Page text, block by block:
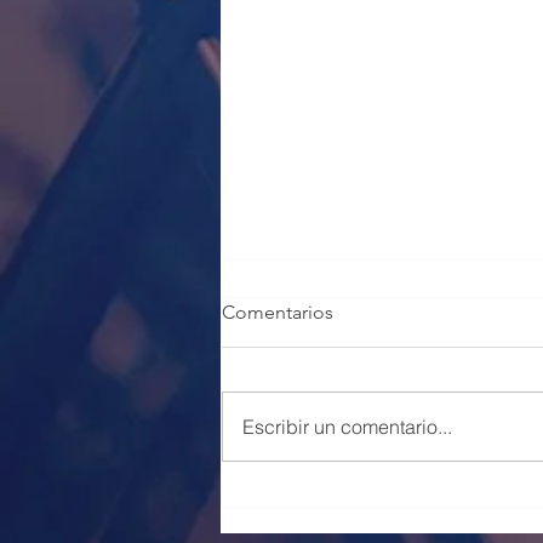
Comentarios
Escribir un comentario...